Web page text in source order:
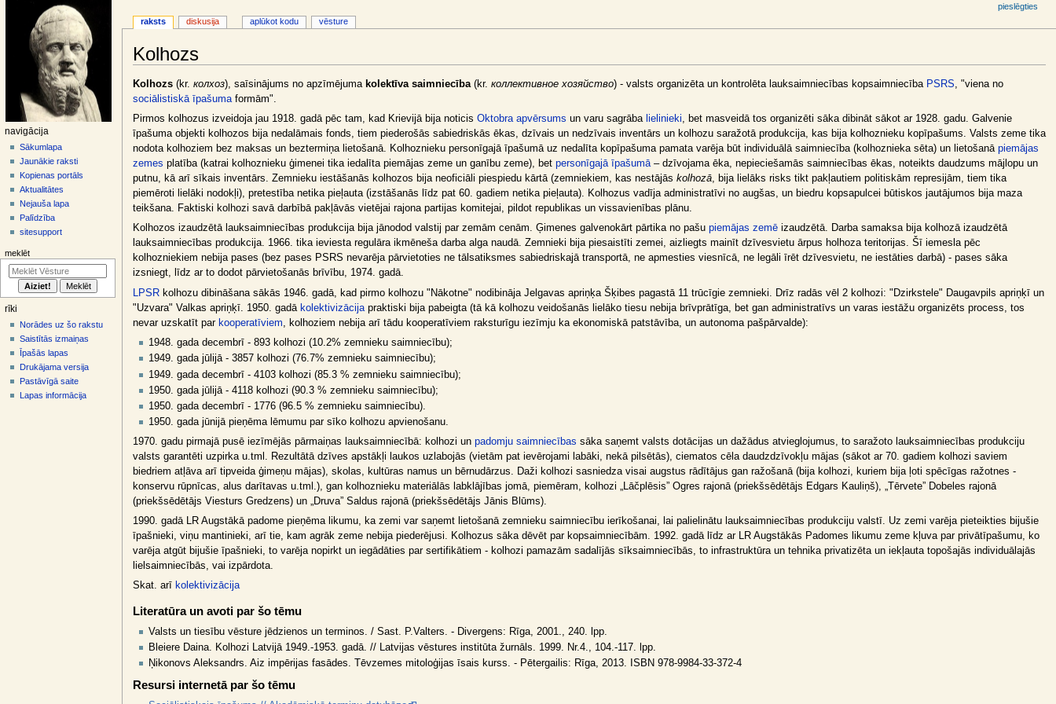
Kolhozs
Jump
to
navigation
Jump
to
search
Kolhozs(kr. колхоз), saīsinājums no apzīmējuma kolektīva saimniecība(kr. коллективное хозяйство) - valsts organizēta un kontrolēta lauksaimniecības kopsaimniecība PSRS , "viena no
sociālistiskā īpašumaformām".
Pirmos kolhozus izveidoja jau 1918. gadā pēc tam, kad Krievijā bija noticis Oktobra apvērsums un varu sagrāba lielinieki, bet masveidā tos organizēti sāka dibināt sākot ar 1928. gadu. Galvenie
īpašuma objekti kolhozos bija nedalāmais fonds, tiem piederošās sabiedriskās ēkas, dzīvais un nedzīvais inventārs un kolhozu saražotā produkcija, kas bija kolhoznieku kopīpašums. Valsts zeme tika
nodota kolhoziem bez maksas un beztermiņa lietošanā. Kolhoznieku personīgajā īpašumā uz nedalīta kopīpašuma pamata varēja būt individuālā saimniecība (kolhoznieka sēta) un lietošanā piemājas
zemes platība (katrai kolhoznieku ģimenei tika iedalīta piemājas zeme un ganību zeme), bet personīgajā īpašumā– dzīvojama ēka, nepieciešamās saimniecības ēkas, noteikts daudzums mājlopu un
putnu, kā arī sīkais inventārs. Zemnieku iestāšanās kolhozos bija neoficiāli piespiedu kārtā (zemniekiem, kas nestājās kolhozā, bija lielāks risks tikt pakļautiem politiskām represijām, tiem tika
piemēroti lielāki nodokļi), pretestība netika pieļauta (izstāšanās līdz pat 60. gadiem netika pieļauta). Kolhozus vadīja administratīvi no augšas, un biedru kopsapulcei būtiskos jautājumos bija maza
teikšana. Faktiski kolhozi savā darbībā pakļāvās vietējai rajona partijas komitejai, pildot republikas un vissavienības plānu.
Kolhozos izaudzētā lauksaimniecības produkcija bija jānodod valstij par zemām cenām. Ģimenes galvenokārt pārtika no pašu piemājas zemēizaudzētā. Darba samaksa bija kolhozā izaudzētā
lauksaimniecības produkcija. 1966. tika ieviesta regulāra ikmēneša darba alga naudā. Zemnieki bija piesaistīti zemei, aizliegts mainīt dzīvesvietu ārpus holhoza teritorijas. Šī iemesla pēc
kolhozniekiem nebija pases (bez pases PSRS nevarēja pārvietoties ne tālsatiksmes sabiedriskajā transportā, ne apmesties viesnīcā, ne legāli īrēt dzīvesvietu, ne iestāties darbā) - pases sāka
izsniegt, līdz ar to dodot pārvietošanās brīvību, 1974. gadā.
LPSRkolhozu dibināšana sākās 1946. gadā, kad pirmo kolhozu "Nākotne" nodibināja Jelgavas apriņķa Šķibes pagastā 11 trūcīgie zemnieki. Drīz radās vēl 2 kolhozi: "Dzirkstele" Daugavpils apriņķī un
"Uzvara" Valkas apriņķī. 1950. gadā kolektivizācijapraktiski bija pabeigta (tā kā kolhozu veidošanās lielāko tiesu nebija brīvprātīga, bet gan administratīvs un varas iestāžu organizēts process, tos
nevar uzskatīt par kooperatīviem , kolhoziem nebija arī tādu kooperatīviem raksturīgu iezīmju ka ekonomiskā patstāvība, un autonoma pašpārvalde):
1948. gada decembrī - 893 kolhozi (10.2% zemnieku saimniecību);
1949. gada jūlijā - 3857 kolhozi (76.7% zemnieku saimniecību);
1949. gada decembrī - 4103 kolhozi (85.3 % zemnieku saimniecību);
1950. gada jūlijā - 4118 kolhozi (90.3 % zemnieku saimniecību);
1950. gada decembrī - 1776 (96.5 % zemnieku saimniecību).
1950. gada jūnijā pieņēma lēmumu par sīko kolhozu apvienošanu.
1970. gadu pirmajā pusē iezīmējās pārmaiņas lauksaimniecībā: kolhozi un padomju saimniecības sāka saņemt valsts dotācijas un dažādus atvieglojumus, to saražoto lauksaimniecības produkciju
valsts garantēti uzpirka u.tml. Rezultātā dzīves apstākļi laukos uzlabojās (vietām pat ievērojami labāki, nekā pilsētās), ciematos cēla daudzdzīvokļu mājas (sākot ar 70. gadiem kolhozi saviem
biedriem atļāva arī tipveida ģimeņu mājas), skolas, kultūras namus un bērnudārzus. Daži kolhozi sasniedza visai augstus rādītājus gan ražošanā (bija kolhozi, kuriem bija ļoti spēcīgas ražotnes -
konservu rūpnīcas, alus darītavas u.tml.), gan kolhoznieku materiālās labklājības jomā, piemēram, kolhozi „Lāčplēsis” Ogres rajonā (priekšsēdētājs Edgars Kauliņš), „Tērvete” Dobeles rajonā
(priekšsēdētājs Viesturs Gredzens) un „Druva” Saldus rajonā (priekšsēdētājs Jānis Blūms).
1990. gadā LR Augstākā padome pieņēma likumu, ka zemi var saņemt lietošanā zemnieku saimniecību ierīkošanai, lai palielinātu lauksaimniecības produkciju valstī. Uz zemi varēja pieteikties bijušie
īpašnieki, viņu mantinieki, arī tie, kam agrāk zeme nebija piederējusi. Kolhozus sāka dēvēt par kopsaimniecībām. 1992. gadā līdz ar LR Augstākās Padomes likumu zeme kļuva par privātīpašumu, ko
varēja atgūt bijušie īpašnieki, to varēja nopirkt un iegādāties par sertifikātiem - kolhozi pamazām sadalījās sīksaimniecībās, to infrastruktūra un tehnika privatizēta un iekļauta topošajās individuālajās
lielsaimniecībās, vai izpārdota.
Skat. arī kolektivizācija
Literatūra un avoti par šo tēmu
Valsts un tiesību vēsture jēdzienos un terminos. / Sast. P.Valters. - Divergens: Rīga, 2001., 240. lpp.
Bleiere Daina. Kolhozi Latvijā 1949.-1953. gadā. // Latvijas vēstures institūta žurnāls. 1999. Nr.4., 104.-117. lpp.
Ņikonovs Aleksandrs. Aiz impērijas fasādes. Tēvzemes mitoloģijas īsais kurss. - Pētergailis: Rīga, 2013. ISBN 978-9984-33-372-4
Resursi internetā par šo tēmu
N
s
raksts diskusija aplūkot kodu vēsture
pieslēgties
navigācija
Sākumlapa
Jaunākie raksti
Kopienas portāls
Aktualitātes
Nejauša lapa
Palīdzība
sitesupport
meklēt
rīki
Norādes uz šo rakstu
Saistītās izmaiņas
Īpašās lapas
Drukājama versija
Pastāvīgā saite
Lapas informācija